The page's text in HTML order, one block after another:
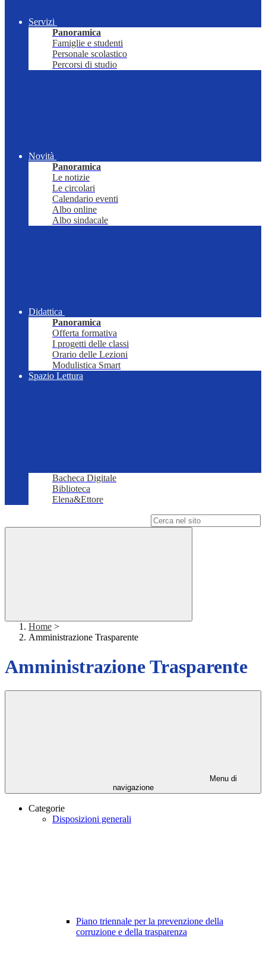
Servizi
Panoramica
Famiglie e studenti
Personale scolastico
Percorsi di studio
Novità
Panoramica
Le notizie
Le circolari
Calendario eventi
Albo online
Albo sindacale
Didattica
Panoramica
Offerta formativa
I progetti delle classi
Orario delle Lezioni
Modulistica Smart
Spazio Lettura
Bacheca Digitale
Biblioteca
Elena&Ettore
Home >
Amministrazione Trasparente
Amministrazione Trasparente
Menu di
navigazione
Categorie
Disposizioni generali
Piano triennale per la prevenzione della
corruzione e della trasparenza